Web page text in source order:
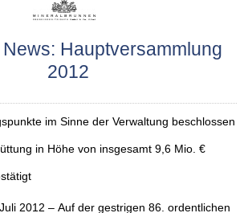
Hauptversammlung
2012
im Sinne der Verwaltung beschlossen
in Höhe von insgesamt 9,6 Mio. €
2012 – Auf der gestrigen 86. ordentlichen